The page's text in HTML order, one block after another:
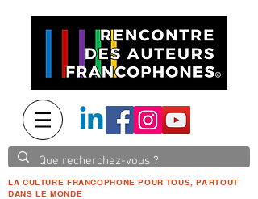
LA CULTURE FRANCOPHONE POUR TOUS, PARTOUT
DANS LE MONDE